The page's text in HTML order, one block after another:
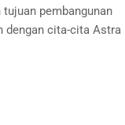
pembangunan
dengan cita-cita Astra